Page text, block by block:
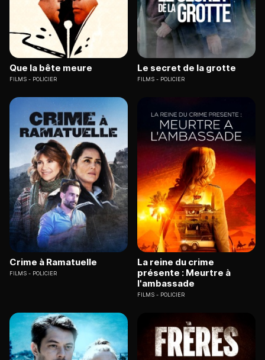
Que la bête meure
FILMS POLICIER
Le secret de la grotte
FILMS POLICIER
Crime à Ramatuelle
FILMS POLICIER
La reine du crime
présente : Meurtre à
l'ambassade
FILMS POLICIER